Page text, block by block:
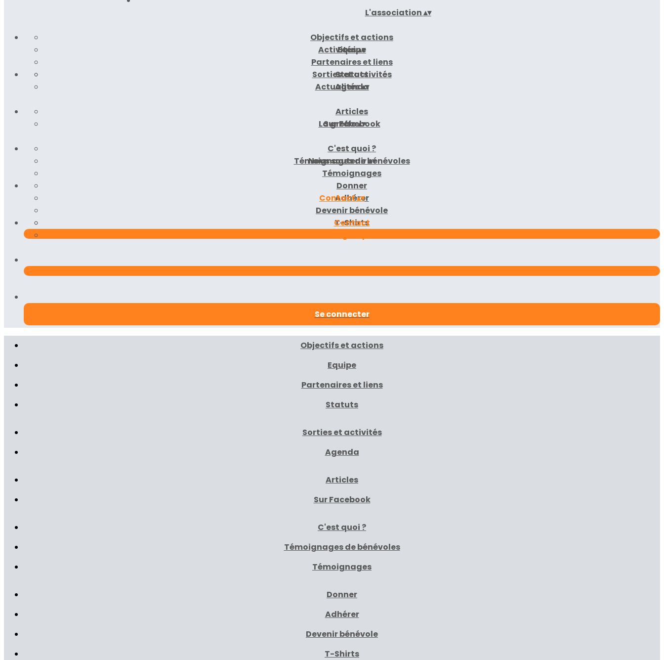
L'association▴▾
Objectifs et actions
Equipe
Partenaires et liens
Statuts
Activités▴▾
Sorties et activités
Agenda
Actualités▴▾
Articles
Sur Facebook
La greffe▴▾
C'est quoi ?
Témoignages de bénévoles
Témoignages
Nous soutenir▴▾
Donner
Adhérer
Devenir bénévole
T-Shirts
Contact▴▾
Contact
Se connecter
Objectifs et actions
Equipe
Partenaires et liens
Statuts
Sorties et activités
Agenda
Articles
Sur Facebook
C'est quoi ?
Témoignages de bénévoles
Témoignages
Donner
Adhérer
Devenir bénévole
T-Shirts